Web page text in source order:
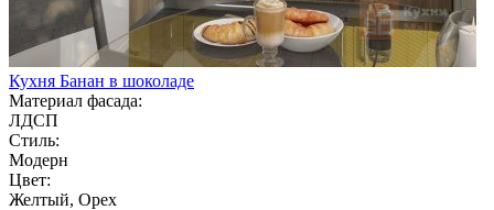
Кухня Банан в шоколаде
Материал фасада:
ЛДСП
Стиль:
Модерн
Цвет:
Желтый, Орех